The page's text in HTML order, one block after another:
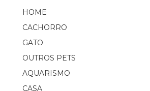
HOME
CACHORRO
GATO
OUTROS PETS
AQUARISMO
CASA